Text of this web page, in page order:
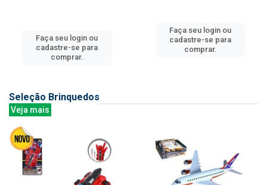
Faça seu login ou
cadastre-se para
comprar.
Faça seu login ou
cadastre-se para
comprar.
Seleção Brinquedos
Veja mais